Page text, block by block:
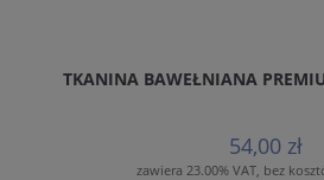
TKANINA BAWEŁNIANA
54,00 zł
zawiera 23.00% VAT, bez